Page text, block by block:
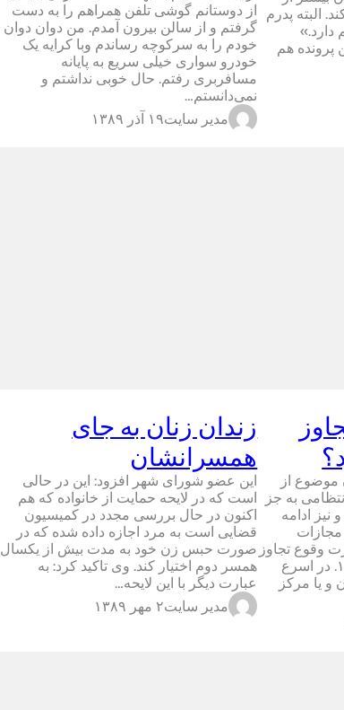
البته پدرم
دارد.»
پرونده هم
از دوستانم گوشی تلفن همراهم را به دست
گرفتم و از سالن بیرون آمدم. من دوان دوان
خودم را به سرکوچه رساندم وبا کرایه یک
خودرو سواری خیلی سریع به پایانه
مسافربری رفتم. حال خوبی نداشتم و
نمی‌دانستم…
مدیر سایت۱۹ آذر ۱۳۸۹
موضوع از
به جز
ادامه
وقوع تجاوز
اقدامات زیر باید صورت گیرد. ۱. در اسرع
یا مركز
زندان زنان به جای
همسرانشان
این عضو شورای شهر افزود: این در حالی
است که در لایحه حمایت از خانواده که هم
اکنون در حال بررسی مجدد در کمیسیون
قضایی است به مرد اجازه داده شده که در
صورت حبس زن خود به مدت بیش از یکسال
همسر دوم اختیار کند. وی تاکید کرد: به
عبارت دیگر با این لایحه…
مدیر سایت۲ مهر ۱۳۸۹